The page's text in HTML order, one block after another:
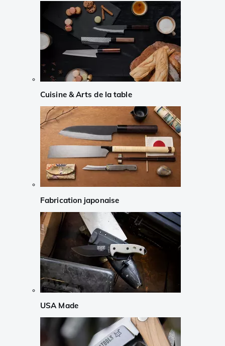
Cuisine & Arts de la table
Fabrication japonaise
USA Made